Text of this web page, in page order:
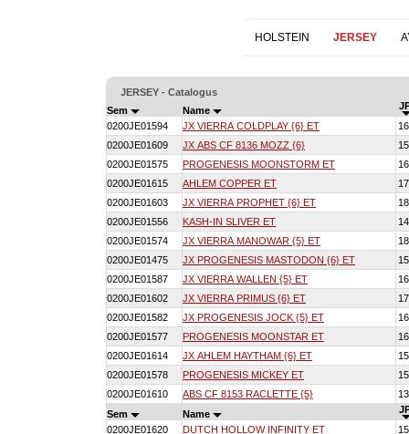
HOLSTEIN JERSEY
JERSEY - Catalogus
Sem
Name
0200JE01594
JX VIERRA COLDPLAY {6} ET
0200JE01609
JX ABS CF 8136 MOZZ {6}
0200JE01575
PROGENESIS MOONSTORM ET
0200JE01615
AHLEM COPPER ET
0200JE01603
JX VIERRA PROPHET {6} ET
0200JE01556
KASH-IN SLIVER ET
0200JE01574
JX VIERRA MANOWAR {5} ET
0200JE01475
JX PROGENESIS MASTODON {6} ET
0200JE01587
JX VIERRA WALLEN {5} ET
0200JE01602
JX VIERRA PRIMUS {6} ET
0200JE01582
JX PROGENESIS JOCK {5} ET
0200JE01577
PROGENESIS MOONSTAR ET
0200JE01614
JX AHLEM HAYTHAM {6} ET
0200JE01578
PROGENESIS MICKEY ET
0200JE01610
ABS CF 8153 RACLETTE {5}
Sem
Name
0200JE01620
DUTCH HOLLOW INFINITY ET